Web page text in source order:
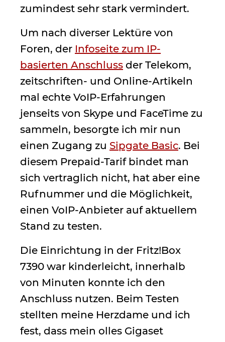
zumindest sehr stark vermindert.
Um nach diverser Lektüre von
Foren, der Infoseite zum IP-
basierten Anschluss der Telekom,
zeitschriften- und Online-Artikeln
mal echte VoIP-Erfahrungen
jenseits von Skype und FaceTime zu
sammeln, besorgte ich mir nun
einen Zugang zu Sipgate Basic. Bei
diesem Prepaid-Tarif bindet man
sich vertraglich nicht, hat aber eine
Rufnummer und die Möglichkeit,
einen VoIP-Anbieter auf aktuellem
Stand zu testen.
Die Einrichtung in der Fritz!Box
7390 war kinderleicht, innerhalb
von Minuten konnte ich den
Anschluss nutzen. Beim Testen
stellten meine Herzdame und ich
fest, dass mein olles Gigaset